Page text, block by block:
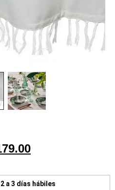
a 3 días hábiles